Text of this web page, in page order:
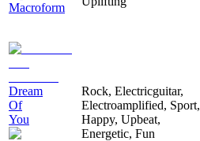
Macroform
Dream
Of
You
Rock, Electricguitar,
Electroamplified, Sport,
Happy, Upbeat,
Energetic, Fun